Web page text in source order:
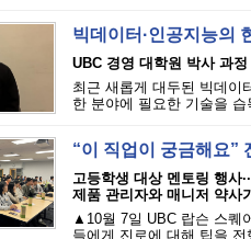
빅데이터·인공지능의
UBC 경영 대학원 박사 과
최근 새롭게 대두된 빅데이
한 분야에 필요한 기술을
“이 직업이 궁금해요”
고등학생 대상 멘토링 행사
제품 관리자와 매니저 약사
▲10월 7일 UBC 랍슨 스퀘
들에게 진로에 대해 팁을